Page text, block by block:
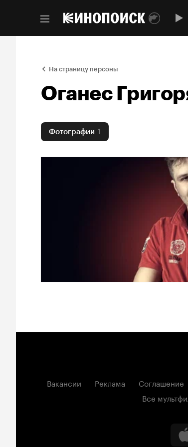
На страницу персоны
Оганес
Фотографии 1
Вакансии Реклама Соглашение
Все